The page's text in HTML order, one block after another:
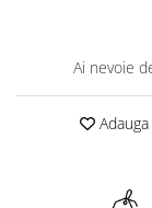
Ai nevoie
Adauga